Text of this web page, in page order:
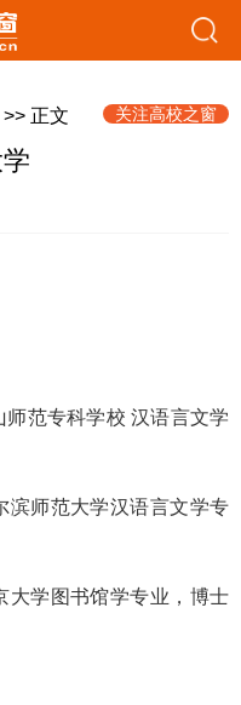
>> 正文 关注高校之窗
范专科学校 汉语言文学
师范大学汉语言文学专
学图书馆学专业，博士